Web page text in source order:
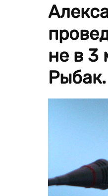
не в 3
Рыбак.